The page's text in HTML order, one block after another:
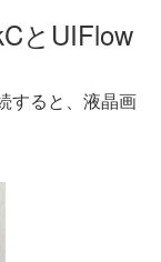
とUIFlow
すると、液晶画